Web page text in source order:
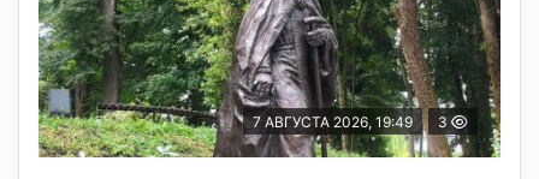
7 АВГУСТА 2026, 19:49 3